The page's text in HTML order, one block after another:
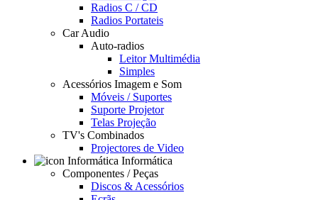
Radios C / CD
Radios Portateis
Car Audio
Auto-radios
Leitor Multimédia
Simples
Acessórios Imagem e Som
Móveis / Suportes
Suporte Projetor
Telas Projeção
TV's Combinados
Projectores de Video
Informática
Componentes / Peças
Discos & Acessórios